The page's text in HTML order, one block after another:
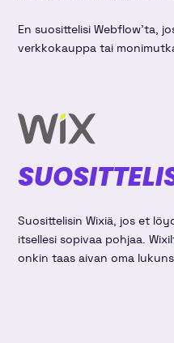
En suosittelisi Webflow'ta,
verkkokauppa tai
Suosittelisin Wixiä, jos et
itsellesi sopivaa pohjaa.
onkin taas aivan oma